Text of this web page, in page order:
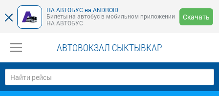
НА АВТОБУС на ANDROID
Билеты на автобус в мобильном приложении
НА АВТОБУС
Скачать
АВТОВОКЗАЛ СЫКТЫВКАР